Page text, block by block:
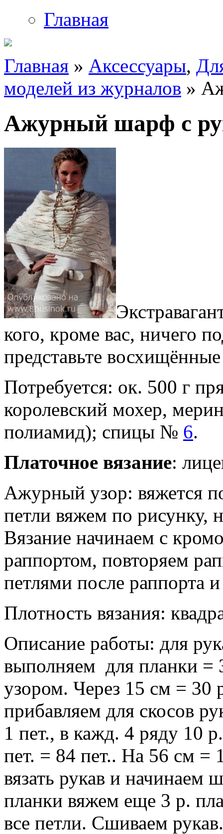
Главная
Главная » Аксессуары,
моделей из журналов »
Ажурный шарф с
кого, кроме вас, ничего
представьте
Потребуется: ок. 500 г
королевский мохер,
полиамид); спицы № 6.
Платочное вязание:
Ажурный узор: вяжется
петли вяжем по рисунку,
Вязание начинаем с
раппортом, повторяем
петлями после раппорта
Плотность вязания:
Описание работы: для
выполняем для планки =
узором. Через 15 см = 30
прибавляем для скосов
1 пет., в кажд. 4 ряду 10
пет. = 84 пет.. На 56 см =
вязать рукав и
планки вяжем еще 3 р.
все петли. Сшиваем